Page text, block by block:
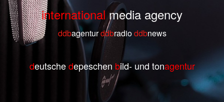
internationalmedia agency
ddbagenturddbradioddbnews
deutschedepeschen bild- und tonagentur